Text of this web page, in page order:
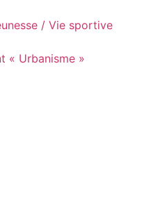
/ Vie sportive
« Urbanisme »